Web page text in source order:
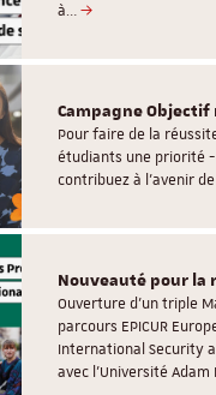
à…
Campagne Objectif
Pour faire de la
étudiants une priorité
contribuez à l’avenir
Nouveauté pour la
Ouverture d'un triple
parcours EPICUR
International Security
avec l’Université